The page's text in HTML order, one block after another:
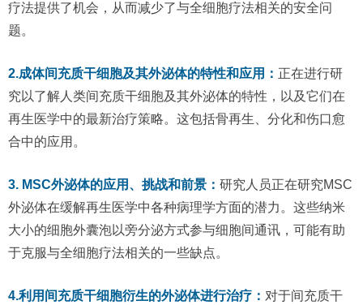
疗法提供了机会，从而减少了与全细胞疗法相关的安全问
题。
2.成体间充质干细胞及其外泌体的特性和应用： 正在进行研
究以了解人类间充质干细胞及其外泌体的特性，以及它们在
再生医学中的最新治疗策略。这包括骨再生、分化和伤口愈
合中的应用。
3. MSC外泌体的应用、挑战和前景： 研究人员正在研究MSC
外泌体在缓解再生医学中各种病理学方面的潜力。这些纳米
大小的细胞外囊泡以旁分泌方式参与细胞间通讯，可能有助
于克服与​​全细胞疗法相关的一些缺点。
4.利用间充质干细胞衍生的外泌体进行治疗： 对于间充质干